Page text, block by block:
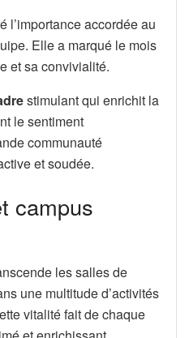
l’importance accordée au
Elle a marqué le mois
et sa convivialité.
stimulant qui enrichit la
le sentiment
communauté
et soudée.
campus
les salles de
une multitude d’activités
vitalité fait de chaque